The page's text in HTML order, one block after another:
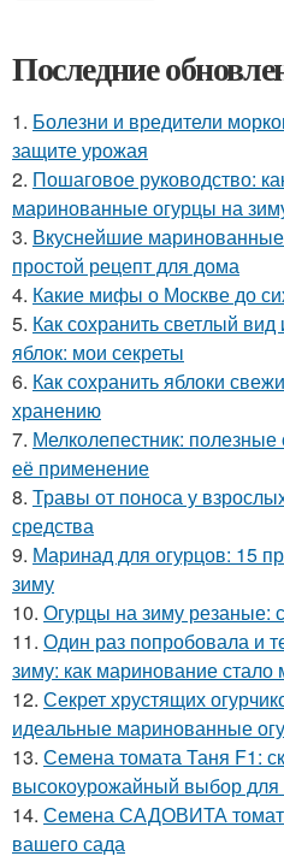
Последние
1. Болезни и вредители
защите урожая
2. Пошаговое руководство:
маринованные огурцы на
3. Вкуснейшие
простой рецепт для дома
4. Какие мифы о Москве до
5. Как сохранить светлый
яблок: мои секреты
6. Как сохранить яблоки
хранению
7. Мелколепестник:
её применение
8. Травы от поноса у
средства
9. Маринад для огурцов: 15
зиму
10. Огурцы на зиму резаные:
11. Один раз попробовала и
зиму: как маринование
12. Секрет хрустящих
идеальные маринованные
13. Семена томата Таня F1:
высокоурожайный выбор для
14. Семена САДОВИТА томат
вашего сада